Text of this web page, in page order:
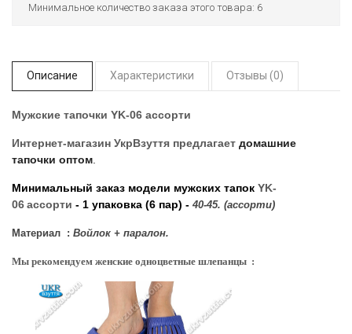
Минимальное количество заказа этого товара: 6
Описание Характеристики Отзывы (0)
Мужские тапочки YK-06 ассорти
Интернет-магазин УкрВзуття предлагает домашние
тапочки оптом
Минимальный заказ модели мужских тапок YK-
06ассорти - 1 упаковка (6 пар) - 40-45. (ассорти)
Материал : Войлок + паралон.
Мы рекомендуем женские одноцветные шлепанцы :